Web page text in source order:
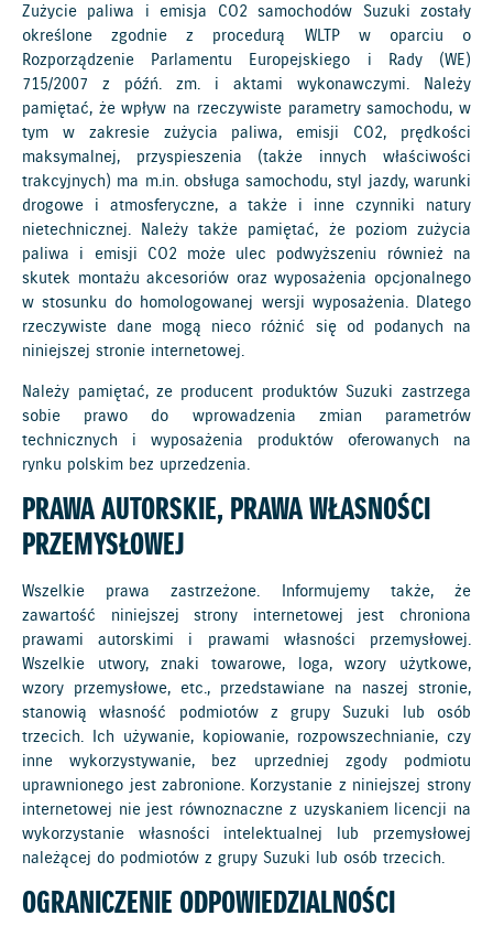
Zużycie paliwa i emisja CO2 samochodów Suzuki zostały
określone zgodnie z procedurą WLTP w oparciu o
Rozporządzenie Parlamentu Europejskiego i Rady (WE)
715/2007 z późń. zm. i aktami wykonawczymi. Należy
pamiętać, że wpływ na rzeczywiste parametry samochodu, w
tym w zakresie zużycia paliwa, emisji CO2, prędkości
maksymalnej, przyspieszenia (także innych właściwości
trakcyjnych) ma m.in. obsługa samochodu, styl jazdy, warunki
drogowe i atmosferyczne, a także i inne czynniki natury
nietechnicznej. Należy także pamiętać, że poziom zużycia
paliwa i emisji CO2 może ulec podwyższeniu również na
skutek montażu akcesoriów oraz wyposażenia opcjonalnego
w stosunku do homologowanej wersji wyposażenia. Dlatego
rzeczywiste dane mogą nieco różnić się od podanych na
niniejszej stronie internetowej.
Należy pamiętać, ze producent produktów Suzuki zastrzega
sobie prawo do wprowadzenia zmian parametrów
technicznych i wyposażenia produktów oferowanych na
rynku polskim bez uprzedzenia.
PRAWA AUTORSKIE, PRAWA WŁASNOŚCI
PRZEMYSŁOWEJ
Wszelkie prawa zastrzeżone. Informujemy także, że
zawartość niniejszej strony internetowej jest chroniona
prawami autorskimi i prawami własności przemysłowej.
Wszelkie utwory, znaki towarowe, loga, wzory użytkowe,
wzory przemysłowe, etc., przedstawiane na naszej stronie,
stanowią własność podmiotów z grupy Suzuki lub osób
trzecich. Ich używanie, kopiowanie, rozpowszechnianie, czy
inne wykorzystywanie, bez uprzedniej zgody podmiotu
uprawnionego jest zabronione. Korzystanie z niniejszej strony
internetowej nie jest równoznaczne z uzyskaniem licencji na
wykorzystanie własności intelektualnej lub przemysłowej
należącej do podmiotów z grupy Suzuki lub osób trzecich.
OGRANICZENIE ODPOWIEDZIALNOŚCI